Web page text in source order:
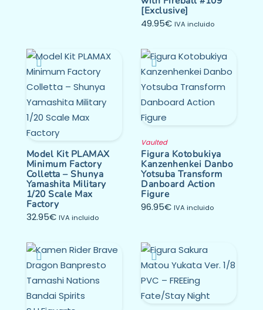
[Exclusive]
49.95€ IVA incluido
Model Kit PLAMAX
Minimum Factory
Colletta – Shunya
Yamashita Military
1/20 Scale Max
Factory
32.95€ IVA incluido
Vaulted
Figura Kotobukiya
Kanzenhenkei Danbo
Yotsuba Transform
Danboard Action
Figure
96.95€ IVA incluido